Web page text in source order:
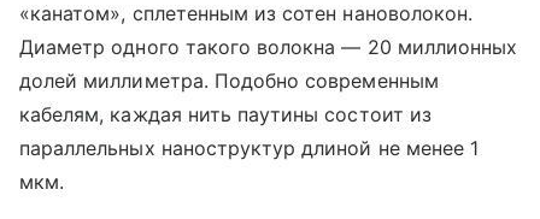
«канатом», сплетенным из сотен нановолокон.
Диаметр одного такого волокна — 20 миллионных
долей миллиметра. Подобно современным
кабелям, каждая нить паутины состоит из
параллельных наноструктур длиной не менее 1
мкм.